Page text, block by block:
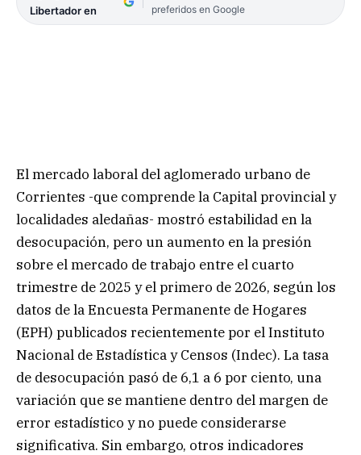
Libertador en
preferidos en Google
El mercado laboral del aglomerado urbano de
Corrientes -que comprende la Capital provincial y
localidades aledañas- mostró estabilidad en la
desocupación, pero un aumento en la presión
sobre el mercado de trabajo entre el cuarto
trimestre de 2025 y el primero de 2026, según los
datos de la Encuesta Permanente de Hogares
(EPH) publicados recientemente por el Instituto
Nacional de Estadística y Censos (Indec). La tasa
de desocupación pasó de 6,1 a 6 por ciento, una
variación que se mantiene dentro del margen de
error estadístico y no puede considerarse
significativa. Sin embargo, otros indicadores